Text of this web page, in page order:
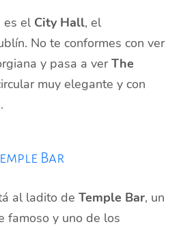
es el City Hall, el
No te conformes con ver
y pasa a verThe
muy elegante y con
Bar
al ladito deTemple Bar, un
famoso y uno de los